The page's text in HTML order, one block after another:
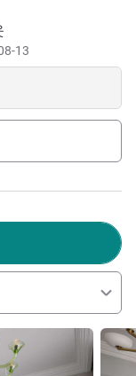
that
world's financial
of
130 years, The
evolves to
We look forward
13
세부